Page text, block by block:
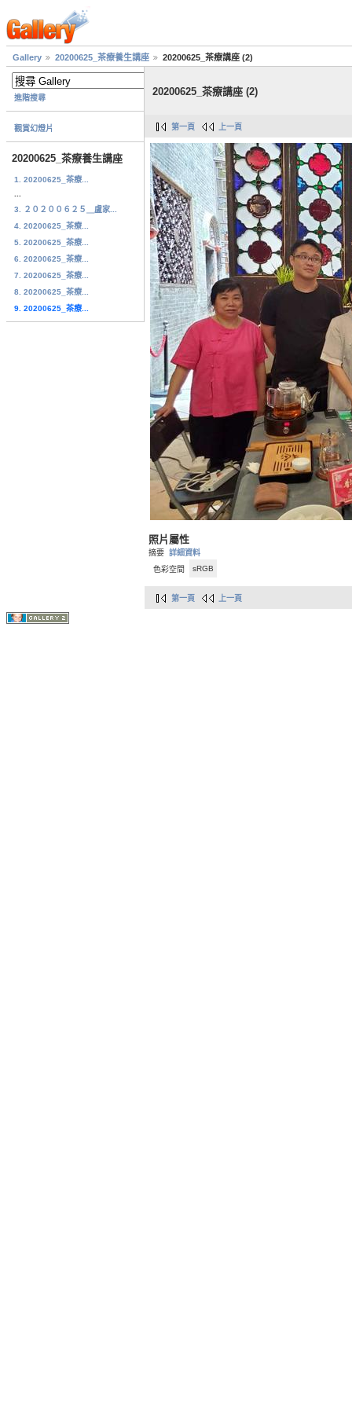
Gallery 20200625_茶療養生講座 20200625_茶療講座 (2)
進階搜尋
觀賞幻燈片
20200625_茶療養生講座
1. 20200625_茶療...
3. ２０２００６２５＿盧家...
4. 20200625_茶療...
5. 20200625_茶療...
6. 20200625_茶療...
7. 20200625_茶療...
8. 20200625_茶療...
9. 20200625_茶療...
20200625_茶療講座 (2)
第一頁 上一頁
照片屬性
摘要 詳細資料
色彩空間
sRGB
第一頁 上一頁